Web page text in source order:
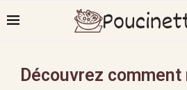
Découvrez